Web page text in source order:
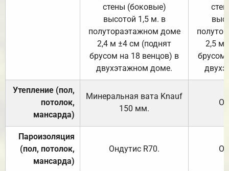
стены (боковые)
высотой 1,5 м. в
полутораэтажном доме
2,4 м ±4 см (поднят
брусом на 18 венцов) в
двухэтажном доме.
2,5 м
брусом
Утепление (пол,
потолок,
мансарда)
Минеральная вата Knauf
150 мм.
Пароизоляция
(пол, потолок,
мансарда)
Ондутис R70.